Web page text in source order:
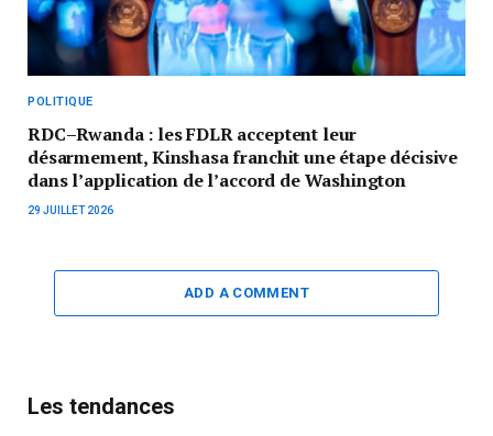
POLITIQUE
RDC–Rwanda : les FDLR acceptent leur
désarmement, Kinshasa franchit une étape décisive
dans l’application de l’accord de Washington
29 JUILLET 2026
ADD A COMMENT
Les tendances